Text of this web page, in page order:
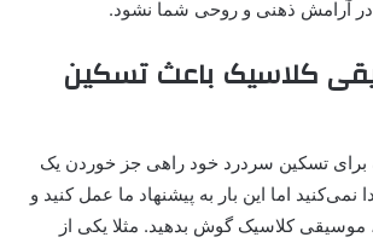
در آرامش ذهنی و روحی شما نشود.
کلاسیک باعث تسکین
تسکین سردرد خود راهی جز خوردن یک
اما این بار به پیشنهاد ما عمل کنید و
کلاسیک گوش بدهید. مثلا یکی از